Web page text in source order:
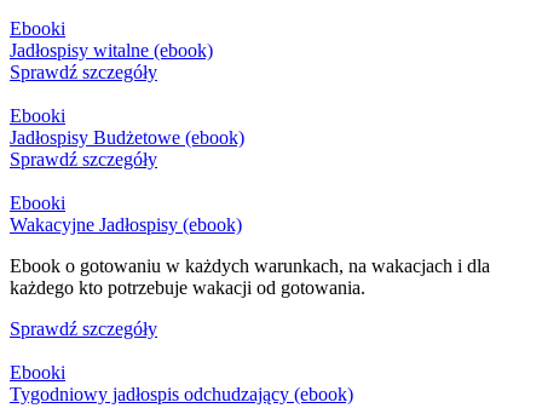
Ebooki
Jadłospisy witalne (ebook)
Sprawdź szczegóły
Ebooki
Jadłospisy Budżetowe (ebook)
Sprawdź szczegóły
Ebooki
Wakacyjne Jadłospisy (ebook)
Ebook o gotowaniu w każdych warunkach, na wakacjach i dla
każdego kto potrzebuje wakacji od gotowania.
Sprawdź szczegóły
Ebooki
Tygodniowy jadłospis odchudzający (ebook)